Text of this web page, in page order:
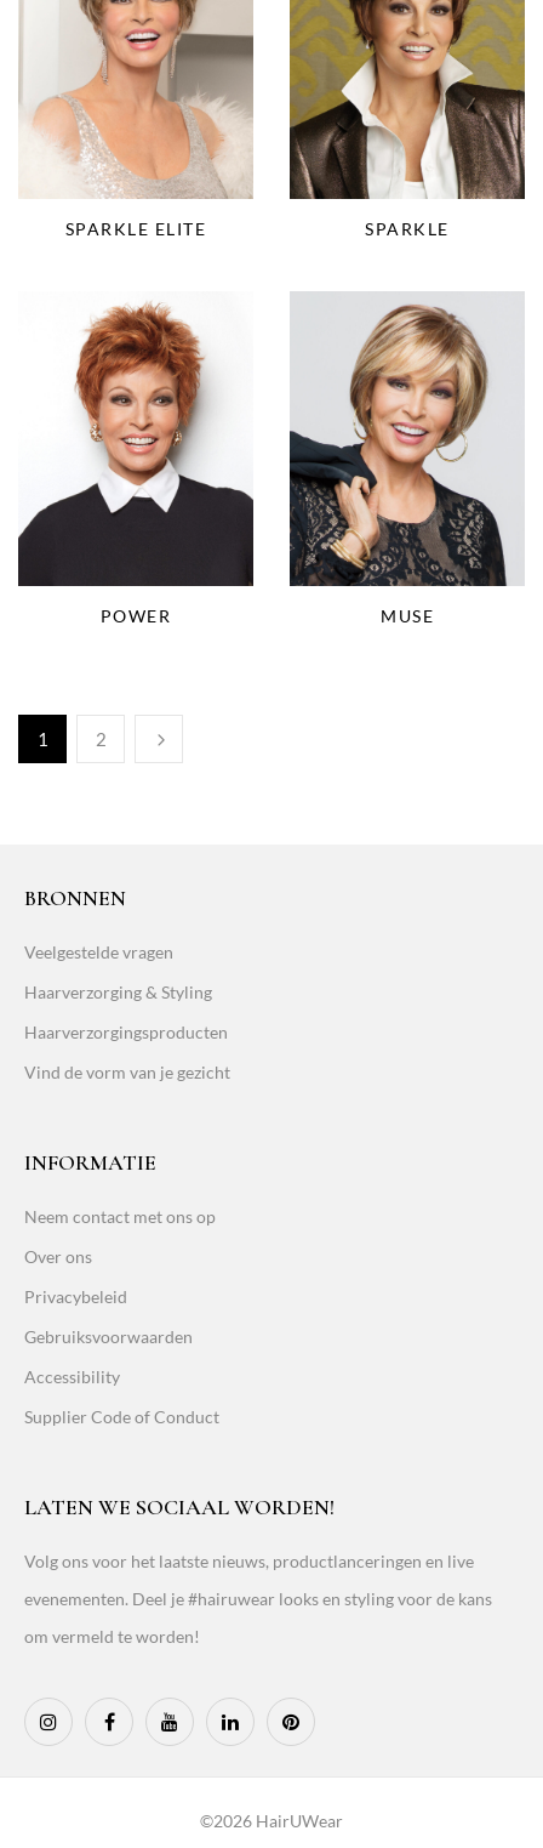
SPARKLE ELITE SPARKLE
POWER MUSE
1 2
BRONNEN
Veelgestelde vragen
Haarverzorging & Styling
Haarverzorgingsproducten
Vind de vorm van je gezicht
INFORMATIE
Neem contact met ons op
Over ons
Privacybeleid
Gebruiksvoorwaarden
Accessibility
Supplier Code of Conduct
LATEN WE SOCIAAL WORDEN!
Volg ons voor het laatste nieuws, productlanceringen en live
evenementen. Deel je #hairuwear looks en styling voor de kans
om vermeld te worden!
©2026 HairUWear